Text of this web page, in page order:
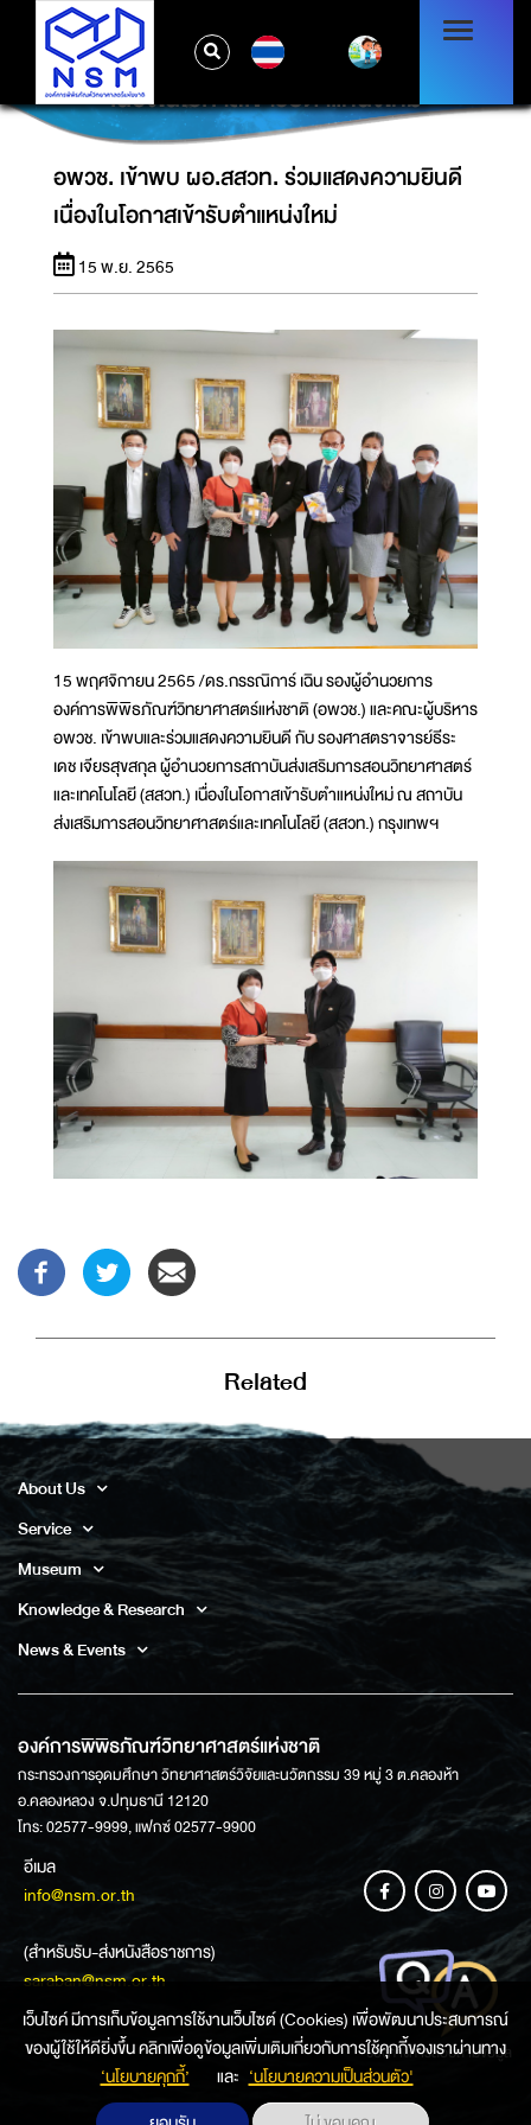
อพวช. เข้าพบ ผอ.สสวท. ร่วมแสดงความยินดี
เนื่องในโอกาสเข้ารับตำแหน่งใหม่
อพวช. เข้าพบ ผอ.สสวท. ร่วมแสดงความยินดี
เนื่องในโอกาสเข้ารับตำแหน่งใหม่
15 พ.ย. 2565
15 พฤศจิกายน 2565 /ดร.กรรณิการ์ เฉิน รองผู้อำนวยการ
องค์การพิพิธภัณฑ์วิทยาศาสตร์แห่งชาติ (อพวช.) และคณะผู้บริหาร
อพวช. เข้าพบและร่วมแสดงความยินดี กับ รองศาสตราจารย์ธีระ
เดช เจียรสุขสกุล ผู้อำนวยการสถาบันส่งเสริมการสอนวิทยาศาสตร์
และเทคโนโลยี (สสวท.) เนื่องในโอกาสเข้ารับตำแหน่งใหม่ ณ สถาบัน
ส่งเสริมการสอนวิทยาศาสตร์และเทคโนโลยี (สสวท.) กรุงเทพฯ
Related
About Us
Service
Museum
Knowledge & Research
News & Events
องค์การพิพิธภัณฑ์วิทยาศาสตร์แห่งชาติ
กระทรวงการอุดมศึกษา วิทยาศาสตร์วิจัยและนวัตกรรม 39 หมู่ 3 ต.คลองห้า
อ.คลองหลวง จ.ปทุมธานี 12120
โทร: 02577-9999, แฟกซ์ 02577-9900
อีเมล
info@nsm.or.th
(สำหรับรับ-ส่งหนังสือราชการ)
saraban@nsm.or.th
ช่องทางการสอบถามข้อมูล
เว็บไซค์ มีการเก็บข้อมูลการใช้งานเว็บไซต์ (Cookies) เพื่อพัฒนาประสบการณ์
ของผู้ใช้ให้ดียิ่งขึ้น คลิกเพื่อดูข้อมูลเพิ่มเติมเกี่ยวกับการใช้คุกกี้ของเราผ่านทาง
‘นโยบายคุกกี้’
และ ‘นโยบายความเป็นส่วนตัว'